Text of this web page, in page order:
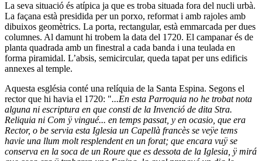
La seva situació és atípica ja que es troba situada fora del nucli urbà.
La façana està presidida per un porxo, reformat i amb rajoles amb
dibuixos geomètrics. La porta, rectangular, està emmarcada per dues
columnes. Al damunt hi trobem la data del 1720. El campanar és de
planta quadrada amb un finestral a cada banda i una teulada en
forma piramidal. L’absis, semicircular, queda tapat per uns edificis
annexes al temple.
Aquesta església conté una relíquia de la Santa Espina. Segons el
rector que hi havia el 1720: "...En esta Parroquia no he trobat nota
alguna ni escriptura en que consti de la Invenció de dita Stra.
Reliquia ni Com ÿ vingué... en temps passat, y en ocasio, que era
Rector, o be servia esta Iglesia un Capellà francès se veÿe tems
havie una llum molt resplendent en un forat; que encara vuÿ se
conserva en la soca de un Roure que es dessota de la Iglesia, ÿ mirá